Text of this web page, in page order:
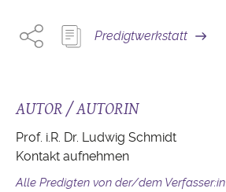
Predigtwerkstatt
AUTOR / AUTORIN
Prof. i.R. Dr. Ludwig Schmidt
Kontakt aufnehmen
Alle Predigten von der/dem Verfasser:in